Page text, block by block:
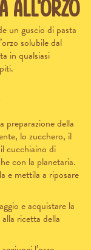
all’orzo
un guscio di pasta
solubile dal
in qualsiasi
preparazione della
lo zucchero, il
cucchiaino di
con la planetaria.
e mettila a riposare
e acquistare la
ricetta della